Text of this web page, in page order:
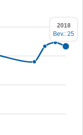
2018
Bev.: 25